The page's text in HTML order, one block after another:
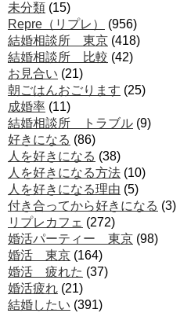
未分類 (15)
Repre（リプレ）
(956)
結婚相談所 東京 (418)
結婚相談所 比較 (42)
お見合い (21)
朝ごはんおごります (25)
成婚率 (11)
結婚相談所 トラブル (9)
好きになる (86)
人を好きになる (38)
人を好きになる方法 (10)
人を好きになる理由 (5)
付き合ってから好きになる (3)
リプレカフェ (272)
婚活パーティー 東京 (98)
婚活 東京 (164)
婚活 疲れた (37)
婚活疲れ (21)
結婚したい (391)